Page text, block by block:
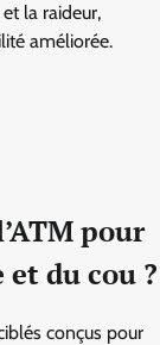
la raideur,
améliorée.
pour
du cou ?
conçus pour